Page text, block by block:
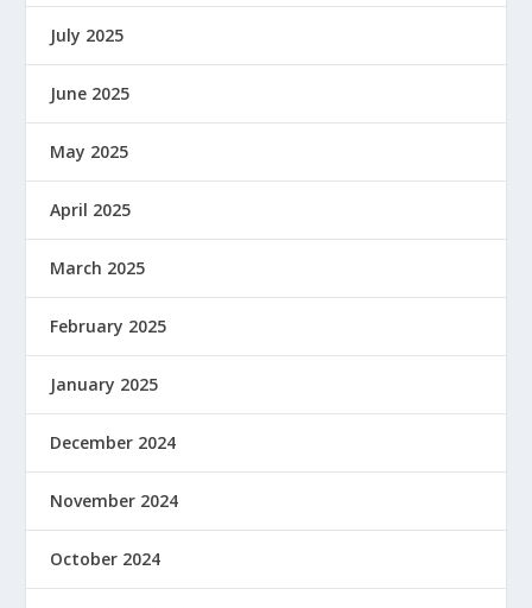
July 2025
June 2025
May 2025
April 2025
March 2025
February 2025
January 2025
December 2024
November 2024
October 2024